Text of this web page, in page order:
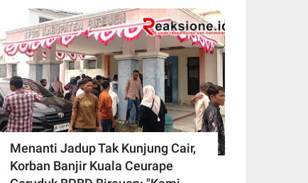
Menanti Jadup Tak Kunjung Cair,
Korban Banjir Kuala Ceurape